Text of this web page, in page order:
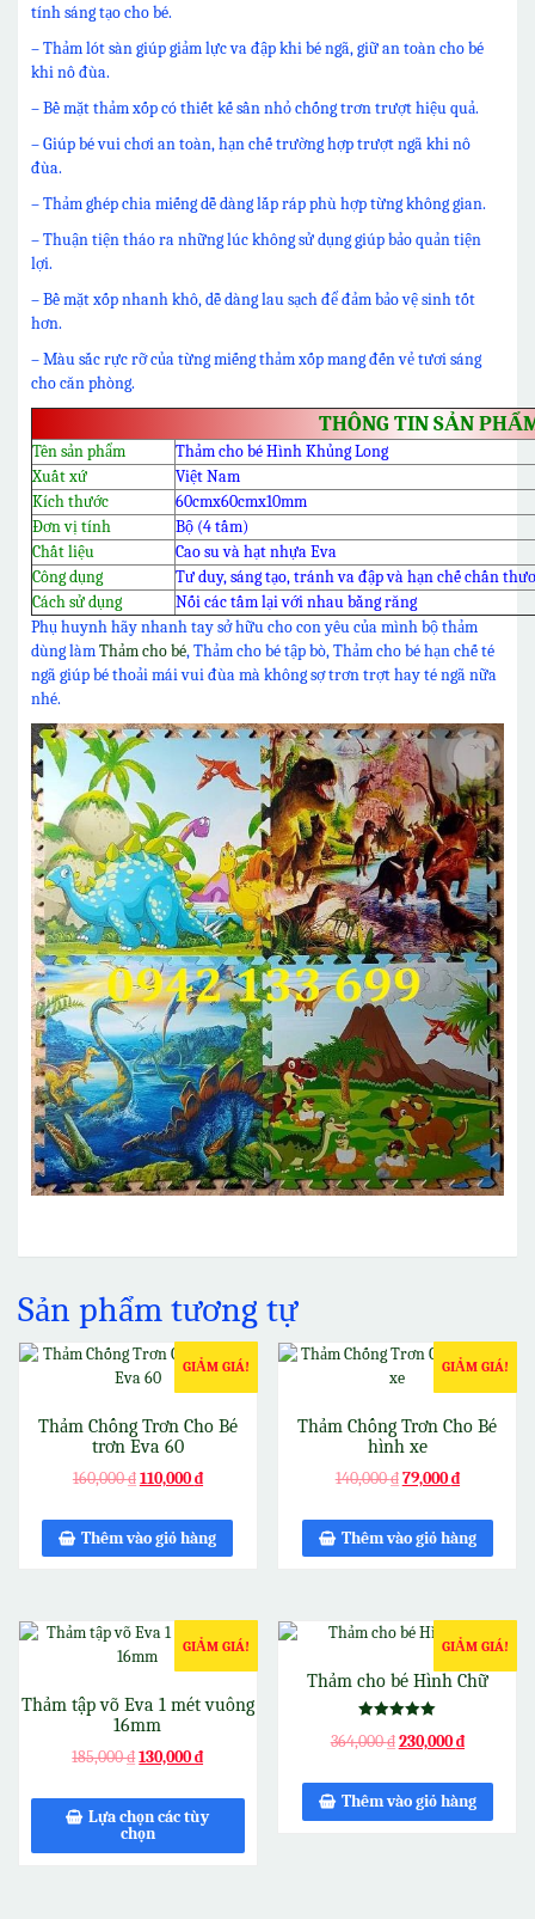
tính sáng tạo cho bé.
– Thảm lót sàn giúp giảm lực va đập khi bé ngã, giữ an toàn cho bé
khi nô đùa.
– Bề mặt thảm xốp có thiết kế sần nhỏ chống trơn trượt hiệu quả.
– Giúp bé vui chơi an toàn, hạn chế trường hợp trượt ngã khi nô
đùa.
– Thảm ghép chia miếng dễ dàng lắp ráp phù hợp từng không gian.
– Thuận tiện tháo ra những lúc không sử dụng giúp bảo quản tiện
lợi.
– Bề mặt xốp nhanh khô, dễ dàng lau sạch để đảm bảo vệ sinh tốt
hơn.
– Màu sắc rực rỡ của từng miếng thảm xốp mang đến vẻ tươi sáng
cho căn phòng.
THÔNG TIN SẢN
Tên sản phẩm
Thảm cho bé Hình Khủng Long
Xuất xứ
Việt Nam
Kích thước
60cmx60cmx10mm
Đơn vị tính
Bộ (4 tấm)
Chất liệu
Cao su và hạt nhựa Eva
Công dụng
Tư duy, sáng tạo, tránh va đập và hạn chế chấn
Cách sử dụng
Nối các tấm lại với nhau bằng răng
Phụ huynh hãy nhanh tay sở hữu cho con yêu của mình bộ thảm
dùng làmThảm cho bé, Thảm cho bé tập bò, Thảm cho bé hạn chế té
ngã giúp bé thoải mái vui đùa mà không sợ trơn trợt hay té ngã nữa
nhé.
Sản phẩm tương tự
GIẢM GIÁ!
Thảm Chống Trơn Cho Bé
trơn Eva 60
160,000₫110,000₫
Thêm vào giỏ hàng
GIẢM GIÁ!
Thảm Chống Trơn Cho Bé
hình xe
140,000₫79,000₫
Thêm vào giỏ hàng
GIẢM GIÁ!
Thảm tập võ Eva 1 mét vuông
16mm
185,000₫130,000₫
Lựa chọn các tùy
chọn
GIẢM GIÁ!
Thảm cho bé Hình Chữ
hạng
364,000₫230,000₫
Thêm vào giỏ hàng